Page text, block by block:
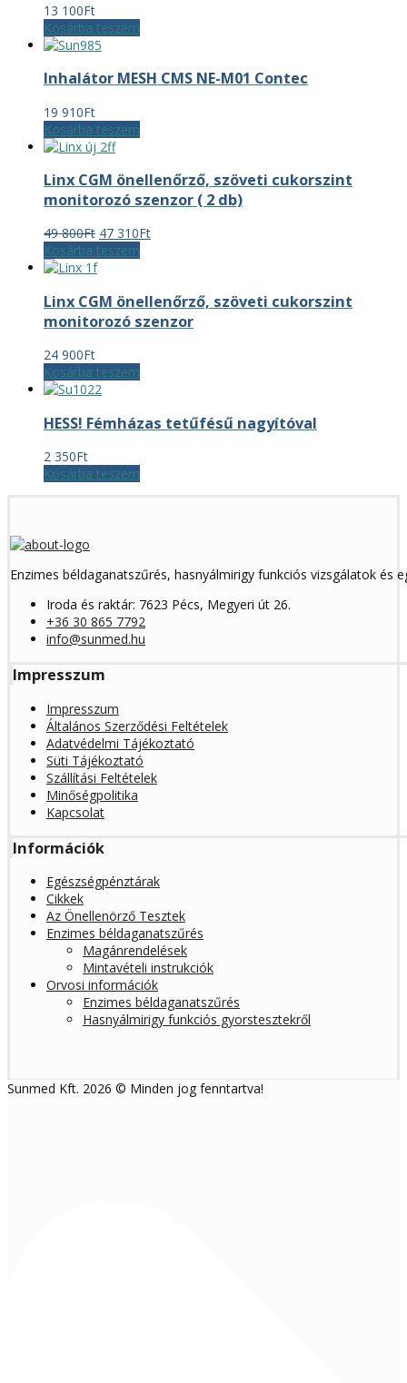
13 100Ft
Kosárba teszem
Inhalátor MESH CMS NE-M01 Contec
19 910Ft
Kosárba teszem
Linx CGM önellenőrző, szöveti cukorszint
monitorozó szenzor ( 2 db)
49 800Ft Original
price
800Ft.
47 310FtCurrent
310Ft.
Kosárba teszem
Linx CGM önellenőrző, szöveti cukorszint
monitorozó szenzor
24 900Ft
Kosárba teszem
HESS! Fémházas tetűfésű nagyítóval
2 350Ft
Kosárba teszem
Enzimes béldaganatszűrés, hasnyálmirigy funkciós vizsgálatok és
Iroda és raktár: 7623 Pécs, Megyeri út 26.
+36 30 865 7792
info@sunmed.hu
Impresszum
Impresszum
Általános Szerződési Feltételek
Adatvédelmi Tájékoztató
Süti Tájékoztató
Szállítási Feltételek
Minőségpolitika
Kapcsolat
Információk
Egészségpénztárak
Cikkek
Az Önellenörző Tesztek
Enzimes béldaganatszűrés
Magánrendelések
Mintavételi instrukciók
Orvosi információk
Enzimes béldaganatszűrés
Hasnyálmirigy funkciós gyorstesztekről
Sunmed Kft. 2026 © Minden jog fenntartva!